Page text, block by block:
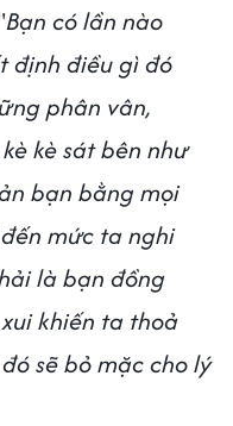
Bạn có lần nào
định điều gì đó
phân vân,
kè sát bên như
bạn bằng mọi
mức ta nghi
là bạn đồng
khiến ta thoả
sẽ bỏ mặc cho lý